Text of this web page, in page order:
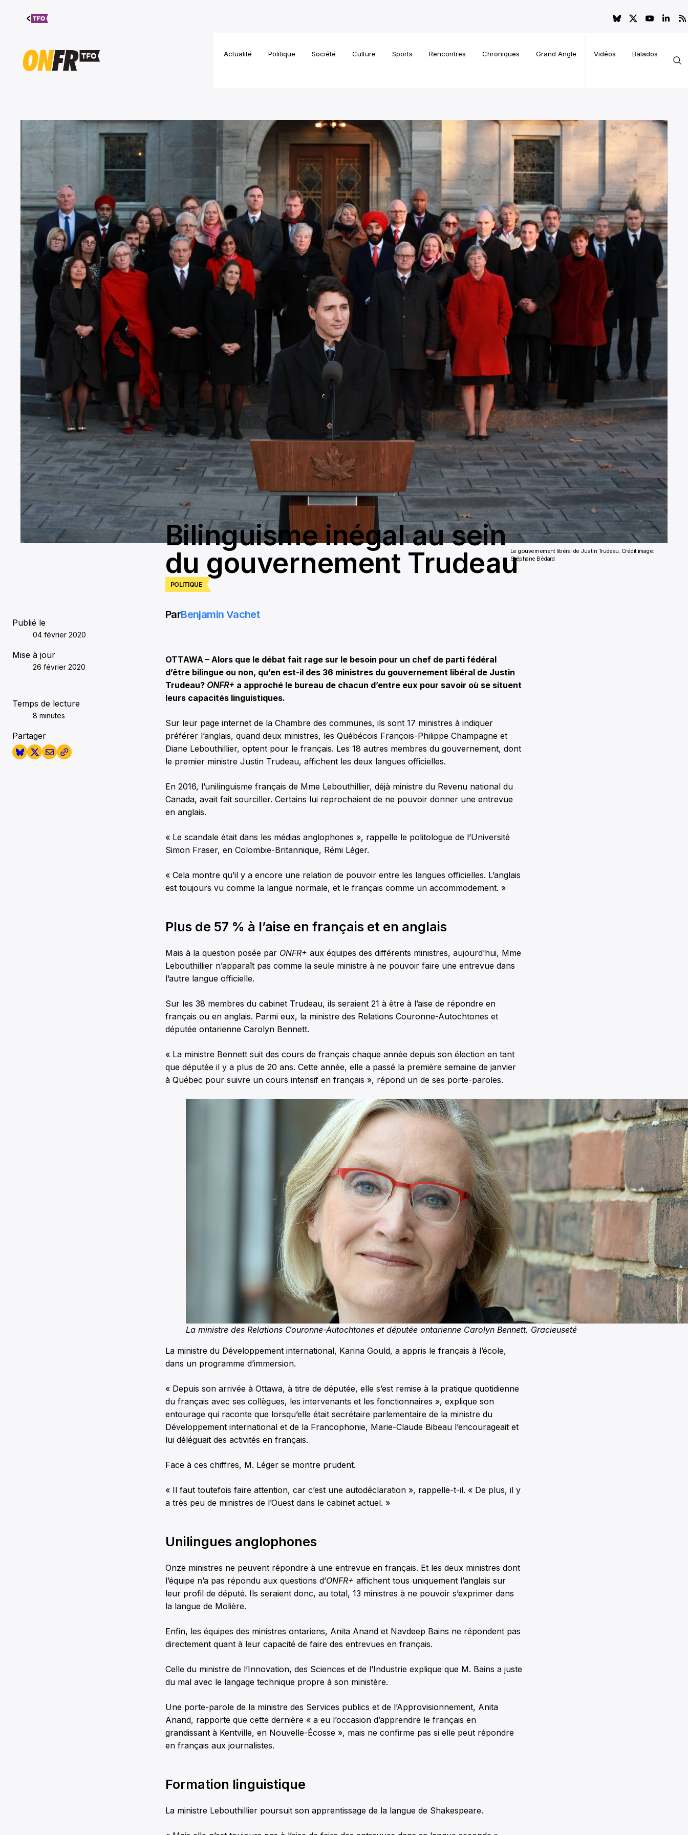
Aller au
contenu
Actualité Politique Société Culture Sports Rencontres Chroniques Grand Angle Vidéos Balados
Le gouvernement libéral de Justin Trudeau. Crédit image:
Stéphane Bédard
POLITIQUE
Bilinguisme inégal au sein
du gouvernement Trudeau
Publié le
04 février 2020
Mise à jour
26 février 2020
Temps de lecture
8 minutes
Partager
ParBenjamin Vachet
OTTAWA – Alors que le débat fait rage sur le besoin pour un chef de parti fédéral
d’être bilingue ou non, qu’en est-il des 36 ministres du gouvernement libéral de Justin
Trudeau? ONFR+ a approché le bureau de chacun d’entre eux pour savoir où se situent
leurs capacités linguistiques.
Sur leur page internet de la Chambre des communes, ils sont 17 ministres à indiquer
préférer l’anglais, quand deux ministres, les Québécois François-Philippe Champagne et
Diane Lebouthillier, optent pour le français. Les 18 autres membres du gouvernement, dont
le premier ministre Justin Trudeau, affichent les deux langues officielles.
En 2016, l’unilinguisme français de Mme Lebouthillier, déjà ministre du Revenu national du
Canada, avait fait sourciller. Certains lui reprochaient de ne pouvoir donner une entrevue
en anglais.
« Le scandale était dans les médias anglophones », rappelle le politologue de l’Université
Simon Fraser, en Colombie-Britannique, Rémi Léger.
« Cela montre qu’il y a encore une relation de pouvoir entre les langues officielles. L’anglais
est toujours vu comme la langue normale, et le français comme un accommodement. »
Plus de 57 % à l’aise en français et en anglais
Mais à la question posée par ONFR+ aux équipes des différents ministres, aujourd’hui, Mme
Lebouthillier n’apparaît pas comme la seule ministre à ne pouvoir faire une entrevue dans
l’autre langue officielle.
Sur les 38 membres du cabinet Trudeau, ils seraient 21 à être à l’aise de répondre en
français ou en anglais. Parmi eux, la ministre des Relations Couronne-Autochtones et
députée ontarienne Carolyn Bennett.
« La ministre Bennett suit des cours de français chaque année depuis son élection en tant
que députée il y a plus de 20 ans. Cette année, elle a passé la première semaine de janvier
à Québec pour suivre un cours intensif en français », répond un de ses porte-paroles.
La ministre des Relations Couronne-Autochtones et députée ontarienne Carolyn Bennett. Gracieuseté
La ministre du Développement international, Karina Gould, a appris le français à l’école,
dans un programme d’immersion.
« Depuis son arrivée à Ottawa, à titre de députée, elle s’est remise à la pratique quotidienne
du français avec ses collègues, les intervenants et les fonctionnaires », explique son
entourage qui raconte que lorsqu’elle était secrétaire parlementaire de la ministre du
Développement international et de la Francophonie, Marie-Claude Bibeau l’encourageait et
lui déléguait des activités en français.
Face à ces chiffres, M. Léger se montre prudent.
« Il faut toutefois faire attention, car c’est une autodéclaration », rappelle-t-il. « De plus, il y
a très peu de ministres de l’Ouest dans le cabinet actuel. »
Unilingues anglophones
Onze ministres ne peuvent répondre à une entrevue en français. Et les deux ministres dont
l’équipe n’a pas répondu aux questions d’ONFR+ affichent tous uniquement l’anglais sur
leur profil de député. Ils seraient donc, au total, 13 ministres à ne pouvoir s’exprimer dans
la langue de Molière.
Enfin, les équipes des ministres ontariens, Anita Anand et Navdeep Bains ne répondent pas
directement quant à leur capacité de faire des entrevues en français.
Celle du ministre de l’Innovation, des Sciences et de l’Industrie explique que M. Bains a juste
du mal avec le langage technique propre à son ministère.
Une porte-parole de la ministre des Services publics et de l’Approvisionnement, Anita
Anand, rapporte que cette dernière « a eu l’occasion d’apprendre le français en
grandissant à Kentville, en Nouvelle-Écosse », mais ne confirme pas si elle peut répondre
en français aux journalistes.
Formation linguistique
La ministre Lebouthillier poursuit son apprentissage de la langue de Shakespeare.